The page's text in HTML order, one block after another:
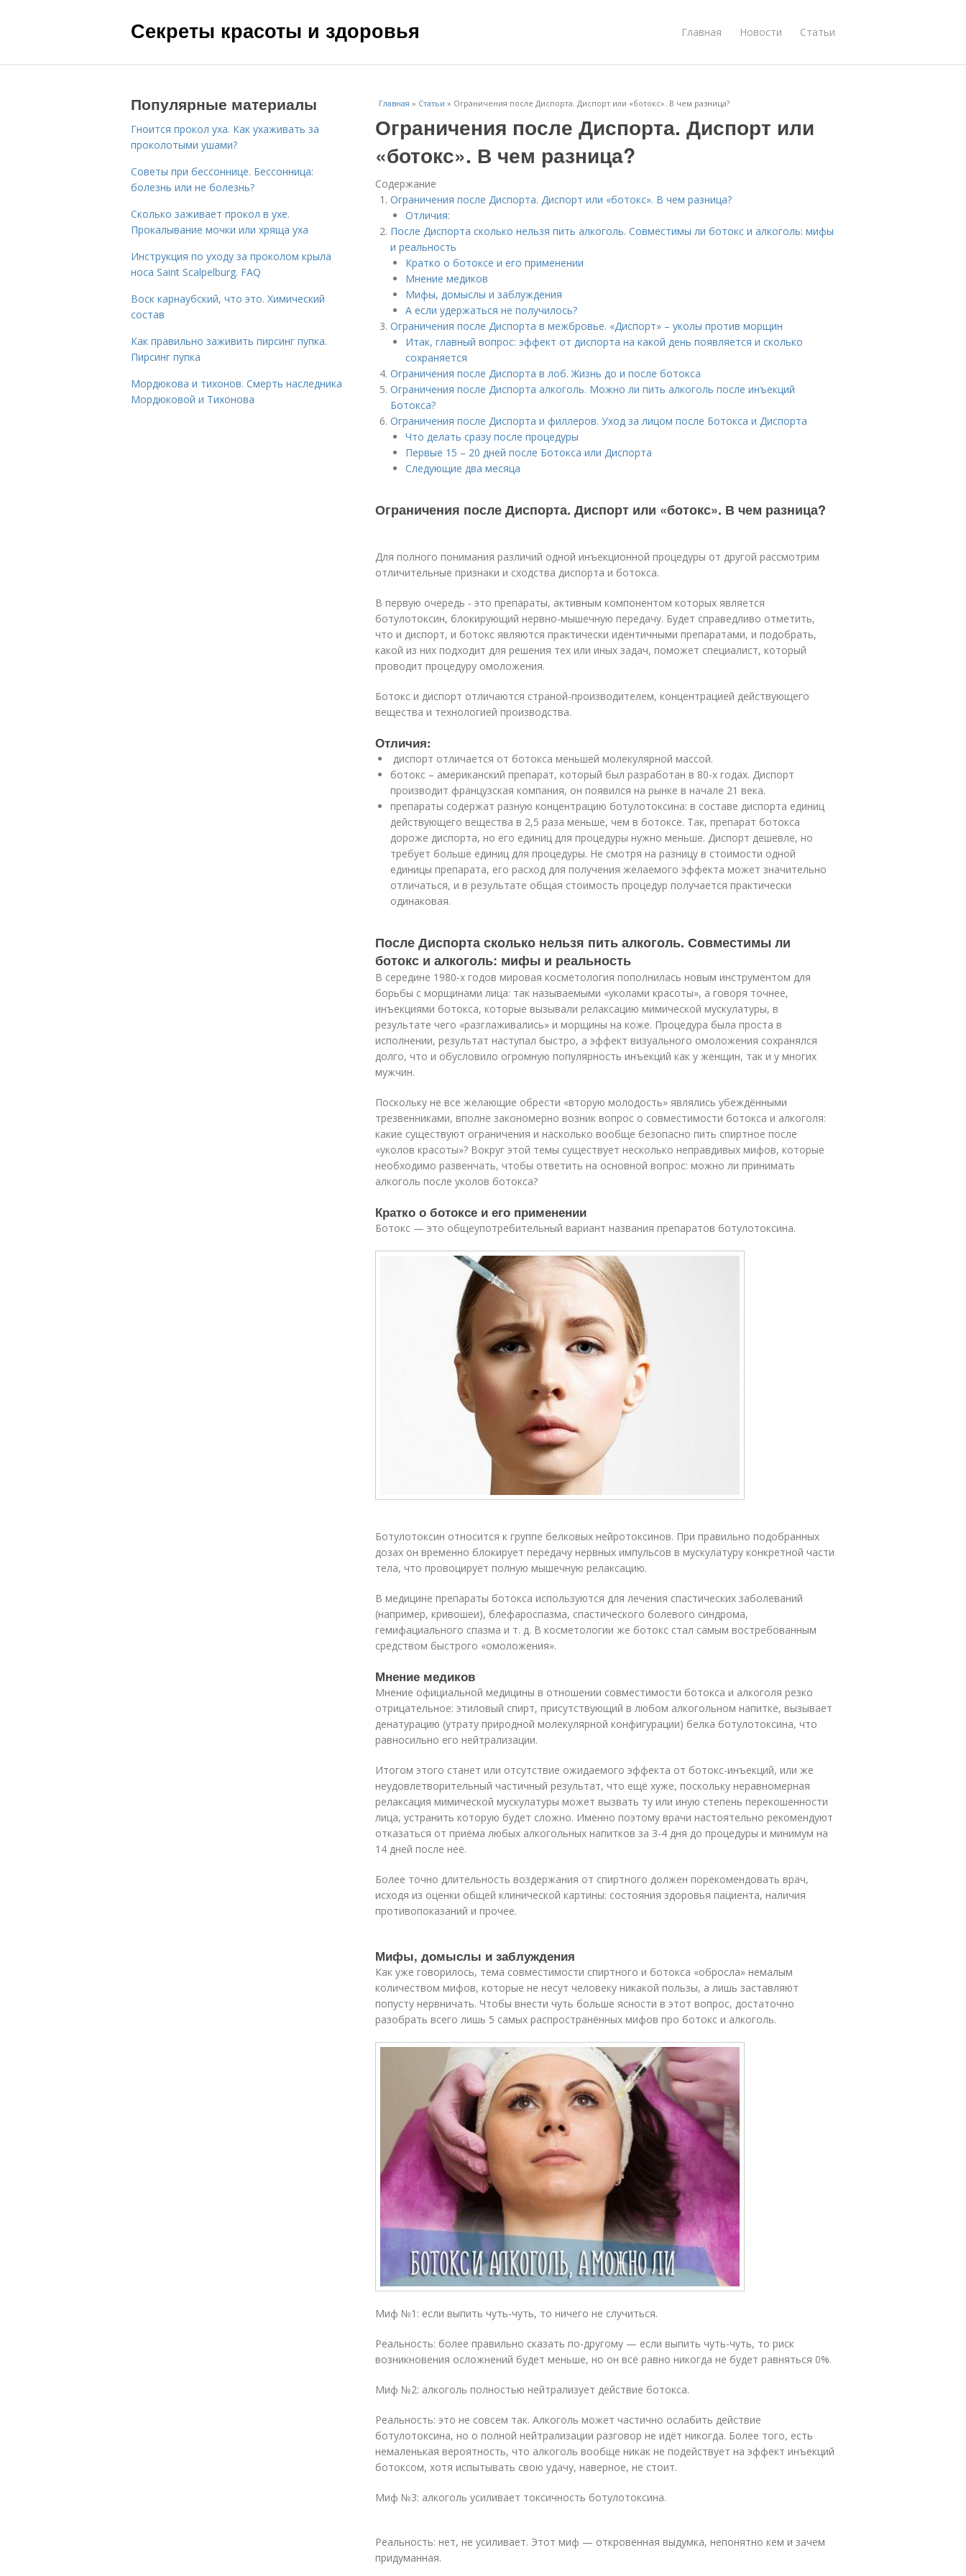
Секреты красоты и здоровья Главная Новости Статьи
Главная » Статьи » Ограничения после Диспорта. Диспорт или «ботокс». В чем разница?
Ограничения после Диспорта. Диспорт или
«ботокс». В чем разница?
Содержание
Ограничения после Диспорта. Диспорт или «ботокс». В чем разница?
Отличия:
После Диспорта сколько нельзя пить алкоголь. Совместимы ли ботокс и алкоголь: мифы
и реальность
Кратко о ботоксе и его применении
Мнение медиков
Мифы, домыслы и заблуждения
А если удержаться не получилось?
Ограничения после Диспорта в межбровье. «Диспорт» – уколы против морщин
Итак, главный вопрос: эффект от диспорта на какой день появляется и сколько
сохраняется
Ограничения после Диспорта в лоб. Жизнь до и после ботокса
Ограничения после Диспорта алкоголь. Можно ли пить алкоголь после инъекций
Ботокса?
Ограничения после Диспорта и филлеров. Уход за лицом после Ботокса и Диспорта
Что делать сразу после процедуры
Первые 15 – 20 дней после Ботокса или Диспорта
Следующие два месяца
Ограничения после Диспорта. Диспорт или «ботокс». В чем разница?
Для полного понимания различий одной инъекционной процедуры от другой рассмотрим
отличительные признаки и сходства диспорта и ботокса.
В первую очередь - это препараты, активным компонентом которых является
ботулотоксин, блокирующий нервно-мышечную передачу. Будет справедливо отметить,
что и диспорт, и ботокс являются практически идентичными препаратами, и подобрать,
какой из них подходит для решения тех или иных задач, поможет специалист, который
проводит процедуру омоложения.
Ботокс и диспорт отличаются страной-производителем, концентрацией действующего
вещества и технологией производства.
Отличия:
диспорт отличается от ботокса меньшей молекулярной массой.
ботокс – американский препарат, который был разработан в 80-х годах. Диспорт
производит французская компания, он появился на рынке в начале 21 века.
препараты содержат разную концентрацию ботулотоксина: в составе диспорта единиц
действующего вещества в 2,5 раза меньше, чем в ботоксе. Так, препарат ботокса
дороже диспорта, но его единиц для процедуры нужно меньше. Диспорт дешевле, но
требует больше единиц для процедуры. Не смотря на разницу в стоимости одной
единицы препарата, его расход для получения желаемого эффекта может значительно
отличаться, и в результате общая стоимость процедур получается практически
одинаковая.
После Диспорта сколько нельзя пить алкоголь. Совместимы ли
ботокс и алкоголь: мифы и реальность
В середине 1980-х годов мировая косметология пополнилась новым инструментом для
борьбы с морщинами лица: так называемыми «уколами красоты», а говоря точнее,
инъекциями ботокса, которые вызывали релаксацию мимической мускулатуры, в
результате чего «разглаживались» и морщины на коже. Процедура была проста в
исполнении, результат наступал быстро, а эффект визуального омоложения сохранялся
долго, что и обусловило огромную популярность инъекций как у женщин, так и у многих
мужчин.
Поскольку не все желающие обрести «вторую молодость» являлись убеждёнными
трезвенниками, вполне закономерно возник вопрос о совместимости ботокса и алкоголя:
какие существуют ограничения и насколько вообще безопасно пить спиртное после
«уколов красоты»? Вокруг этой темы существует несколько неправдивых мифов, которые
необходимо развенчать, чтобы ответить на основной вопрос: можно ли принимать
алкоголь после уколов ботокса?
Кратко о ботоксе и его применении
Ботокс — это общеупотребительный вариант названия препаратов ботулотоксина.
Ботулотоксин относится к группе белковых нейротоксинов. При правильно подобранных
дозах он временно блокирует передачу нервных импульсов в мускулатуру конкретной части
тела, что провоцирует полную мышечную релаксацию.
В медицине препараты ботокса используются для лечения спастических заболеваний
(например, кривошеи), блефароспазма, спастического болевого синдрома,
гемифациального спазма и т. д. В косметологии же ботокс стал самым востребованным
средством быстрого «омоложения».
Мнение медиков
Мнение официальной медицины в отношении совместимости ботокса и алкоголя резко
отрицательное: этиловый спирт, присутствующий в любом алкогольном напитке, вызывает
денатурацию (утрату природной молекулярной конфигурации) белка ботулотоксина, что
равносильно его нейтрализации.
Итогом этого станет или отсутствие ожидаемого эффекта от ботокс-инъекций, или же
неудовлетворительный частичный результат, что ещё хуже, поскольку неравномерная
релаксация мимической мускулатуры может вызвать ту или иную степень перекошенности
лица, устранить которую будет сложно. Именно поэтому врачи настоятельно рекомендуют
отказаться от приёма любых алкогольных напитков за 3-4 дня до процедуры и минимум на
14 дней после неё.
Более точно длительность воздержания от спиртного должен порекомендовать врач,
исходя из оценки общей клинической картины: состояния здоровья пациента, наличия
противопоказаний и прочее.
Мифы, домыслы и заблуждения
Как уже говорилось, тема совместимости спиртного и ботокса «обросла» немалым
количеством мифов, которые не несут человеку никакой пользы, а лишь заставляют
попусту нервничать. Чтобы внести чуть больше ясности в этот вопрос, достаточно
разобрать всего лишь 5 самых распространённых мифов про ботокс и алкоголь.
Миф №1: если выпить чуть-чуть, то ничего не случиться.
Реальность: более правильно сказать по-другому — если выпить чуть-чуть, то риск
возникновения осложнений будет меньше, но он всё равно никогда не будет равняться 0%.
Миф №2: алкоголь полностью нейтрализует действие ботокса.
Реальность: это не совсем так. Алкоголь может частично ослабить действие
ботулотоксина, но о полной нейтрализации разговор не идёт никогда. Более того, есть
немаленькая вероятность, что алкоголь вообще никак не подействует на эффект инъекций
ботоксом, хотя испытывать свою удачу, наверное, не стоит.
Миф №3: алкоголь усиливает токсичность ботулотоксина.
Реальность: нет, не усиливает. Этот миф — откровенная выдумка, непонятно кем и зачем
придуманная.
Популярные материалы
Гноится прокол уха. Как ухаживать за
проколотыми ушами?
Советы при бессоннице. Бессонница:
болезнь или не болезнь?
Сколько заживает прокол в ухе.
Прокалывание мочки или хряща уха
Инструкция по уходу за проколом крыла
носа Saint Scalpelburg. FAQ
Воск карнаубский, что это. Химический
состав
Как правильно заживить пирсинг пупка.
Пирсинг пупка
Мордюкова и тихонов. Смерть наследника
Мордюковой и Тихонова